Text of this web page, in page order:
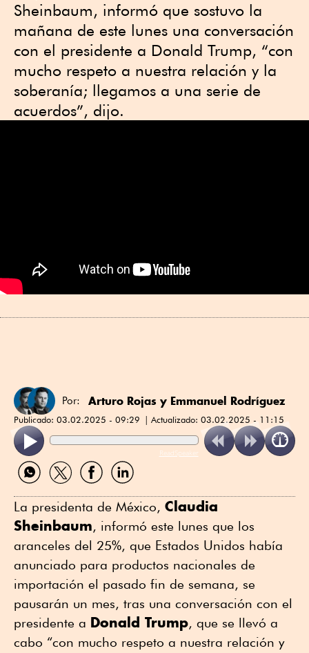
Sheinbaum, informó que sostuvo la
mañana de este lunes una conversación
con el presidente a Donald Trump, “con
mucho respeto a nuestra relación y la
soberanía; llegamos a una serie de
acuerdos”, dijo.
Por: Arturo Rojas y Emmanuel Rodríguez
Publicado: 03.02.2025 - 09:29 Actualizado: 03.02.2025 - 11:15
ReadSpeaker
Compartir
por
Compartir
por
Compartir
por
Compartir
por
La presidenta de México, Claudia
Sheinbaum, informó este lunes que los
aranceles del 25%, que Estados Unidos había
anunciado para productos nacionales de
importación el pasado fin de semana, se
pausarán un mes, tras una conversación con el
presidente a Donald Trump, que se llevó a
cabo “con mucho respeto a nuestra relación y